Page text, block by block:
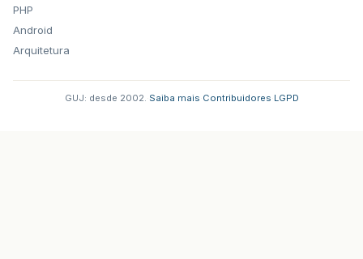
PHP
Android
Arquitetura
GUJ: desde 2002. Saiba mais Contribuidores LGPD